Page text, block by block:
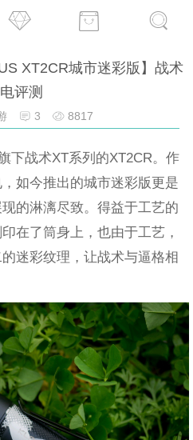
XT2CR城市迷彩版】战术
评测
3 8817
下战术XT系列的XT2CR。作
如今推出的城市迷彩版更是
的淋漓尽致。得益于工艺的
在了筒身上，也由于工艺，
迷彩纹理，让战术与逼格相